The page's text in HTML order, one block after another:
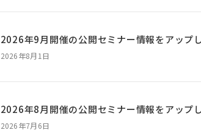
2026年9月開催の公開セミナー情報をアップ
2026年8月1日
2026年8月開催の公開セミナー情報をアップ
2026年7月6日